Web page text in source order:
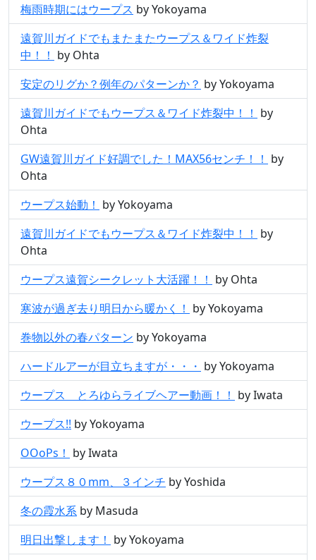
梅雨時期にはウープス by Yokoyama
遠賀川ガイドでもまたまたウープス＆ワイド炸裂
中！！ by Ohta
安定のリグか？例年のパターンか？ by Yokoyama
遠賀川ガイドでもウープス＆ワイド炸裂中！！ by
Ohta
GW遠賀川ガイド好調でした！MAX56センチ！！ by
Ohta
ウープス始動！ by Yokoyama
遠賀川ガイドでもウープス＆ワイド炸裂中！！ by
Ohta
ウープス遠賀シークレット大活躍！！ by Ohta
寒波が過ぎ去り明日から暖かく！ by Yokoyama
巻物以外の春パターン by Yokoyama
ハードルアーが目立ちますが・・・ by Yokoyama
ウープス とろゆらライブヘアー動画！！ by Iwata
ウープス!! by Yokoyama
OOoPs！ by Iwata
ウープス８０mm、３インチ by Yoshida
冬の霞水系 by Masuda
明日出撃します！ by Yokoyama